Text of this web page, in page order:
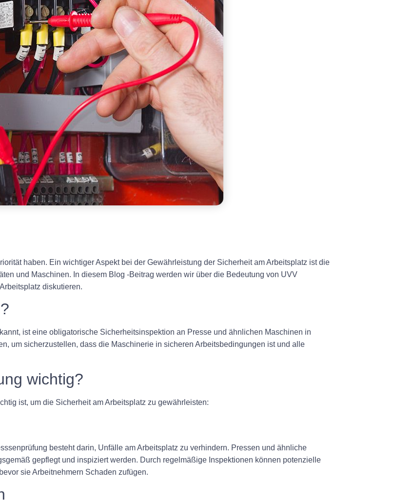
haben. Ein wichtiger Aspekt bei der Gewährleistung der Sicherheit am Arbeitsplatz ist die
und Maschinen. In diesem Blog -Beitrag werden wir über die Bedeutung von UVV
diskutieren.
ist eine obligatorische Sicherheitsinspektion an Presse und ähnlichen Maschinen in
um sicherzustellen, dass die Maschinerie in sicheren Arbeitsbedingungen ist und alle
wichtig?
ist, um die Sicherheit am Arbeitsplatz zu gewährleisten:
besteht darin, Unfälle am Arbeitsplatz zu verhindern. Pressen und ähnliche
gepflegt und inspiziert werden. Durch regelmäßige Inspektionen können potenzielle
sie Arbeitnehmern Schaden zufügen.